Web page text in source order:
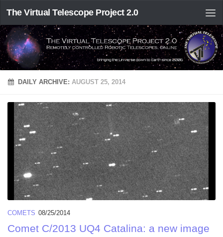
The Virtual Telescope Project 2.0
DAILY ARCHIVE: AUGUST 25, 2014
COMETS 08/25/2014
Comet C/2013 UQ4 Catalina: a new image